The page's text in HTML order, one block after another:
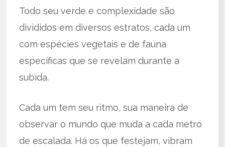
Todo seu verde e complexidade são
divididos em diversos estratos, cada um
com espécies vegetais e de fauna
específicas que se revelam durante a
subida.
Cada um tem seu ritmo, sua maneira de
observar o mundo que muda a cada metro
de escalada. Há os que festejam, vibram